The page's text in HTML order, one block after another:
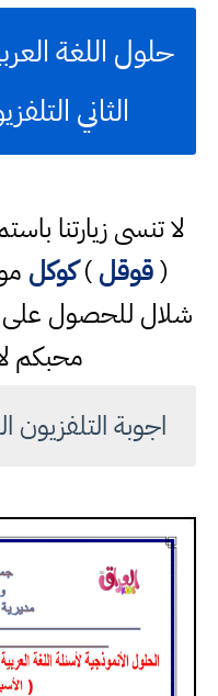
حلول اللغة
الثاني
لا تنسى زيارتنا
(قوقل)كوكل
شلال للحصول على
محبكم
اجوبة التلفزيون